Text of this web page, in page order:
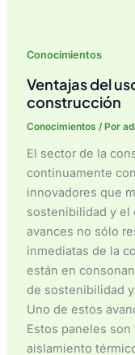
Conocimientos
Ventajas del
construcción
Conocimientos / Por
El sector de la
continuamente
innovadores que
sostenibilidad y el
avances no sólo
inmediatas de la
están en
de sostenibilidad
Uno de estos
Estos paneles
aislamiento